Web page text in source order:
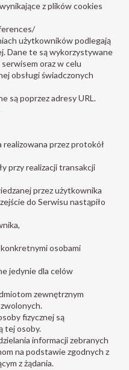
z plików cookies
użytkowników podlegają
Dane te są wykorzystywane
oraz w celu
obsługi świadczonych
są poprzez adresy URL.
przez protokół
przy realizacji transakcji
przez użytkownika
do Serwisu nastąpiło
osobami
jedynie dla celów
zewnętrznym
fizycznej są
tej osoby.
informacji zebranych
na podstawie zgodnych z
z żądania.